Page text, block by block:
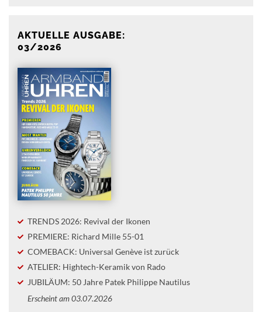
AKTUELLE AUSGABE:
03/2026
TRENDS 2026: Revival der Ikonen
PREMIERE: Richard Mille 55-01
COMEBACK: Universal Genève ist zurück
ATELIER: Hightech-Keramik von Rado
JUBILÄUM: 50 Jahre Patek Philippe Nautilus
Erscheint am 03.07.2026